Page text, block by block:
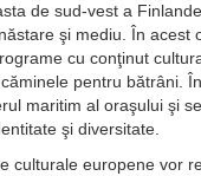
de sud-vest a
şi mediu. În acest
cu conţinut
pentru bătrâni.
maritim al oraşului şi
şi diversitate.
culturale europene vor